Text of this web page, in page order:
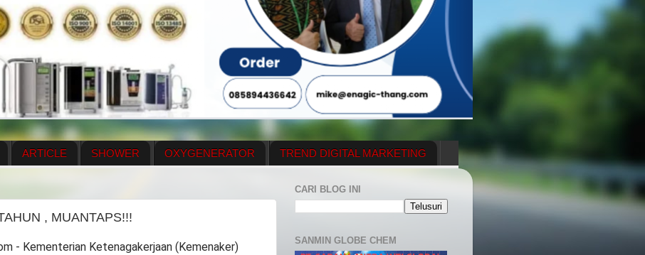
ARTICLE SHOWER OXYGENERATOR TREND DIGITAL MARKETING
PLAN MENUS
, MUANTAPS!!!
- Kementerian Ketenagakerjaan (Kemenaker)
CARI BLOG INI
SANMIN GLOBE CHEM